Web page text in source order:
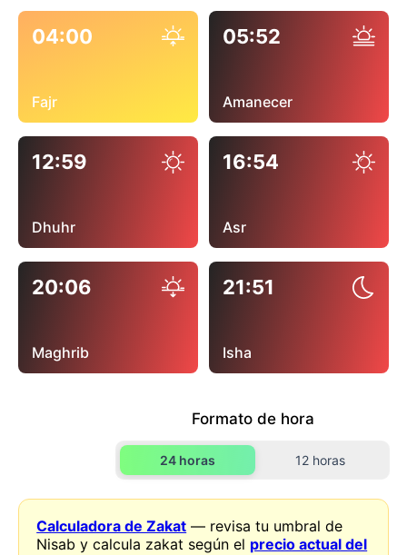
04:00
Fajr
05:52
Amanecer
12:59
Dhuhr
16:54
Asr
20:06
Maghrib
21:51
Isha
Formato de hora
24 horas 12 horas
Calculadora de Zakat — revisa tu umbral de
Nisab y calcula zakat según el precio actual del